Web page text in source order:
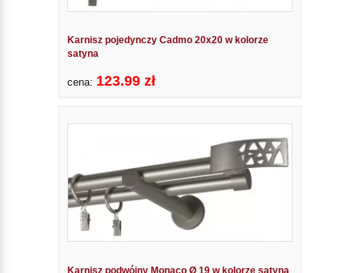
Karnisz pojedynczy Cadmo 20x20 w kolorze
satyna
cena: 123.99 zł